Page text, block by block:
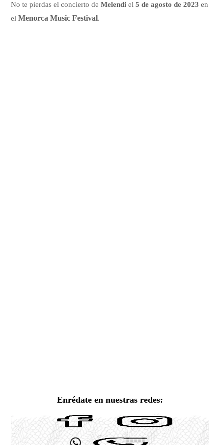
No te pierdas el concierto deMelendi el5 de agosto de 2023 en
elMenorca Music Festival.
Enrédate en nuestras redes: